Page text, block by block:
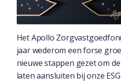
Het Apollo
jaar wederom een forse
nieuwe stappen gezet om
laten aansluiten bij onze